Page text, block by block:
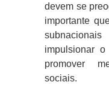
devem se
importante
impulsionar
promover
sociais.